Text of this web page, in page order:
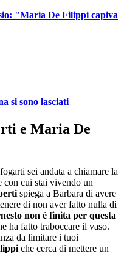
"Maria De Filippi capiva
si sono lasciati
e Maria De
sei andata a chiamare la
con cui stai vivendo un
spiega a Barbara di avere
di non aver fatto nulla di
non è finita per questa
ha fatto traboccare il vaso.
da limitare i tuoi
che cerca di mettere un